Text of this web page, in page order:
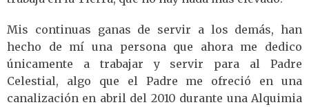
Mis continuas ganas de servir a los demás, han
hecho de mí una persona que ahora me dedico
únicamente a trabajar y servir para al Padre
Celestial, algo que el Padre me ofreció en una
canalización en abril del 2010 durante una Alquimia